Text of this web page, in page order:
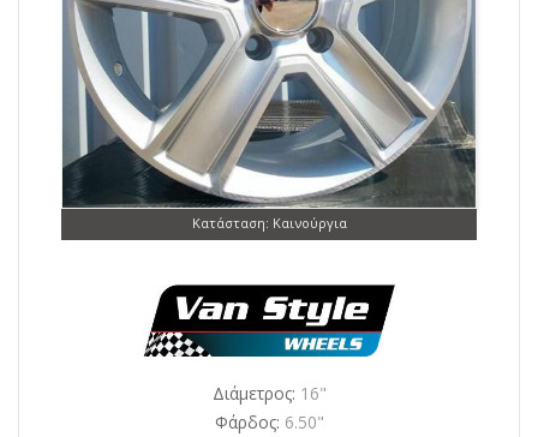
Κατάσταση: Καινούργια
Διάμετρος: 16"
Φάρδος: 6.50"